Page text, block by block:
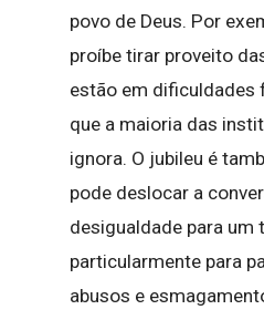
povo de Deus. Por
proíbe tirar proveito
estão em dificuldades
que a maioria das
ignora. O jubileu é
pode deslocar a
desigualdade para
particularmente para
abusos e